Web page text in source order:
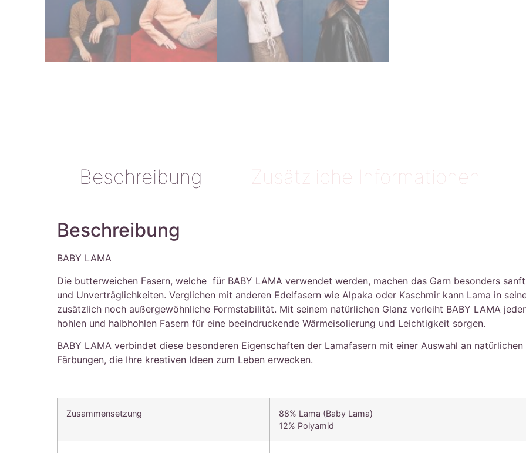
Beschreibung Zusätzliche Informationen
Beschreibung
BABY LAMA
Die butterweichen Fasern, welche für BABY LAMA verwendet werden, machen das Garn besonders
und Unverträglichkeiten. Verglichen mit anderen Edelfasern wie Alpaka oder Kaschmir kann Lama in
zusätzlich noch außergewöhnliche Formstabilität. Mit seinem natürlichen Glanz verleiht BABY LAMA
hohlen und halbhohlen Fasern für eine beeindruckende Wärmeisolierung und Leichtigkeit sorgen.
BABY LAMA verbindet diese besonderen Eigenschaften der Lamafasern mit einer Auswahl an
Färbungen, die Ihre kreativen Ideen zum Leben erwecken.
Zusammensetzung
88% Lama (Baby Lama)
12% Polyamid